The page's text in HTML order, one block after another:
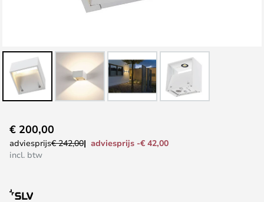
naar
het
de
€ 200,00
adviesprijs€ 242,00
adviesprijs -€ 42,00
incl. btw